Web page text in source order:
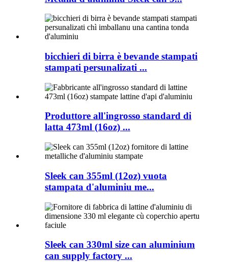
bicchieri di birra è bevande stampati
stampati persunalizati ...
Produttore all'ingrosso standard di
latta 473ml (16oz) ...
Sleek can 355ml (12oz) vuota
stampata d'aluminiu me...
Sleek can 330ml size can aluminium
can supply factory ...